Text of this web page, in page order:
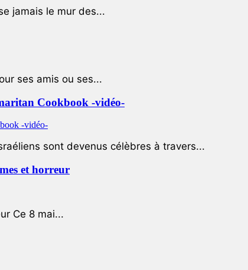
jamais le mur des...
ses amis ou ses...
Cookbook -vidéo-
sont devenus célèbres à travers...
et horreur
Ce 8 mai...